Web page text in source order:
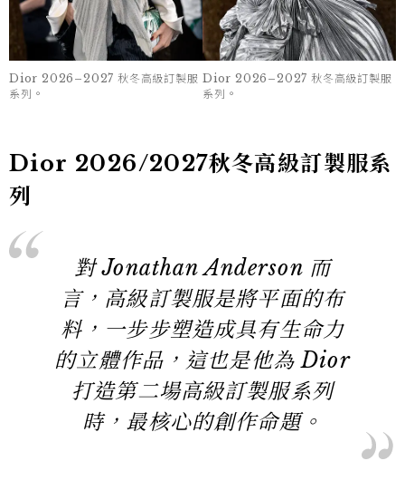
Dior 2026–2027 秋冬高級訂製服
系列。
Dior 2026–2027 秋冬高級訂製服
系列。
Dior 2026/2027秋冬高級訂製服系
列
對 Jonathan Anderson 而
言，高級訂製服是將平面的布
料，一步步塑造成具有生命力
的立體作品，這也是他為 Dior
打造第二場高級訂製服系列
時，最核心的創作命題。